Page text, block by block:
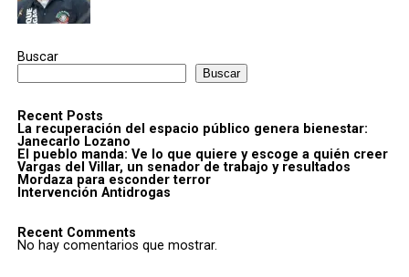
Buscar
Buscar
Recent Posts
La recuperación del espacio público genera bienestar:
Janecarlo Lozano
El pueblo manda: Ve lo que quiere y escoge a quién creer
Vargas del Villar, un senador de trabajo y resultados
Mordaza para esconder terror
Intervención Antidrogas
Recent Comments
No hay comentarios que mostrar.